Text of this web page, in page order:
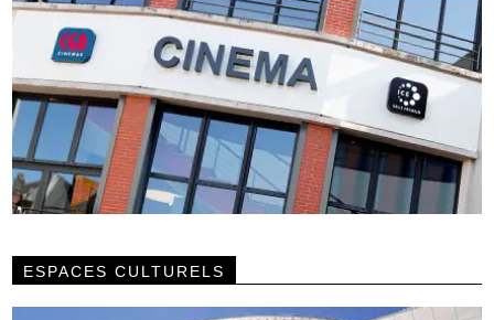
ESPACES CULTURELS